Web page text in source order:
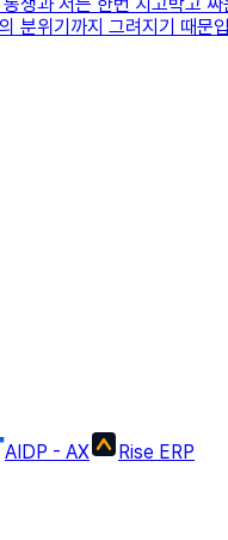
분위기까지 그려지기 때문
AIDP - AX Rise ERP